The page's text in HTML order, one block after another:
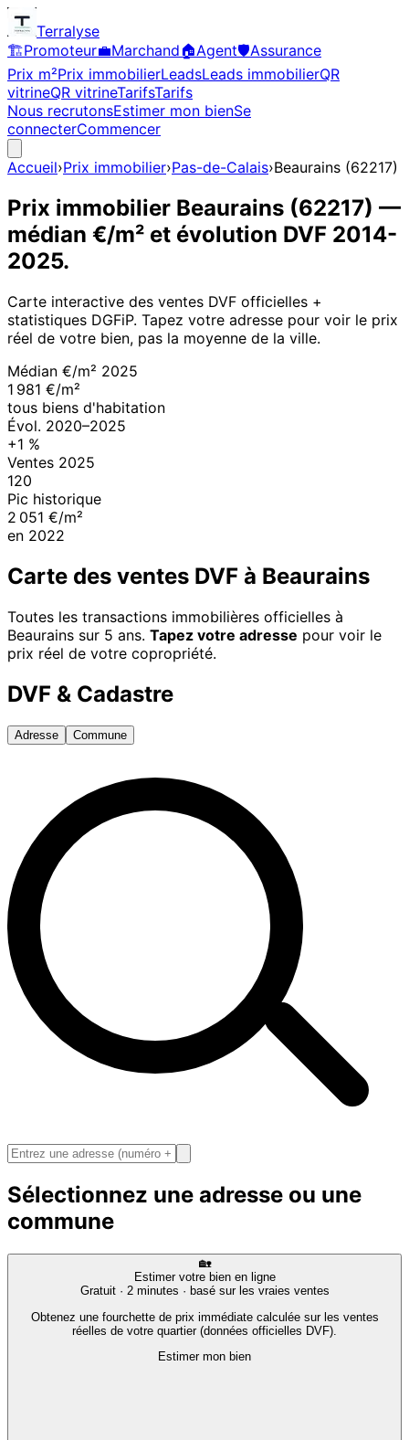
Terralyse
🏗️Promoteur💼Marchand🏠Agent🛡️Assurance
Prix m²Prix immobilierLeadsLeads immobilierQR
vitrineQR vitrineTarifsTarifs
Nous recrutonsEstimer mon bienSe
connecterCommencer
Accueil›Prix immobilier›Pas-de-Calais›Beaurains (62217)
Prix immobilier Beaurains (62217) —
médian €/m² et évolution DVF 2014-
2025.
Carte interactive des ventes DVF officielles +
statistiques DGFiP. Tapez votre adresse pour voir le prix
réel de votre bien, pas la moyenne de la ville.
Médian €/m² 2025
1 981 €/m²
tous biens d'habitation
Évol. 2020–2025
+1 %
Ventes 2025
120
Pic historique
2 051 €/m²
en 2022
Carte des ventes DVF à Beaurains
Toutes les transactions immobilières officielles à
Beaurains sur 5 ans. Tapez votre adresse pour voir le
prix réel de votre copropriété.
DVF & Cadastre
Adresse Commune
Sélectionnez une adresse ou une
commune
🏡
Estimer votre bien en ligne
Gratuit · 2 minutes · basé sur les vraies ventes
Obtenez une fourchette de prix immédiate calculée sur les ventes
réelles de votre quartier (données officielles DVF).
Estimer mon bien